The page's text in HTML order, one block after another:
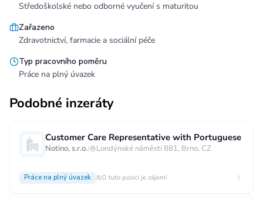
Středoškolské nebo odborné vyučení s maturitou
Zařazeno
Zdravotnictví, farmacie a sociální péče
Typ pracovního poměru
Práce na plný úvazek
Podobné inzeráty
Customer Care Representative with Portuguese
Notino, s.r.o.| Londýnské náměstí 881, Brno, CZ
Práce na plný úvazek O tuto pozici je zájem!